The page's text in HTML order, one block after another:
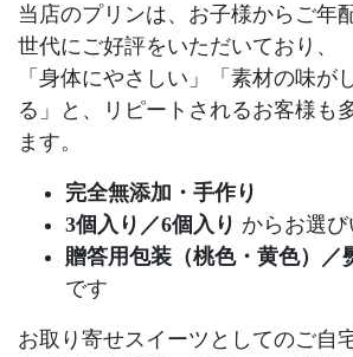
当店のプリンは、お子様からご年
世代にご好評をいただいており、
「身体にやさしい」「素材の味が
る」と、リピートされるお客様も
ます。
完全無添加・手作り
3個入り／6個入り からお選
贈答用包装（桃色・黄色）／
です
お取り寄せスイーツとしてのご自